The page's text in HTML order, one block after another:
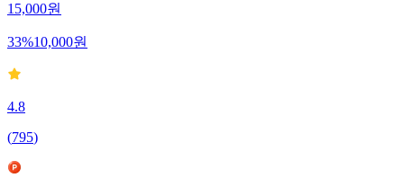
15,000원
33%10,000원
4.8
(795)